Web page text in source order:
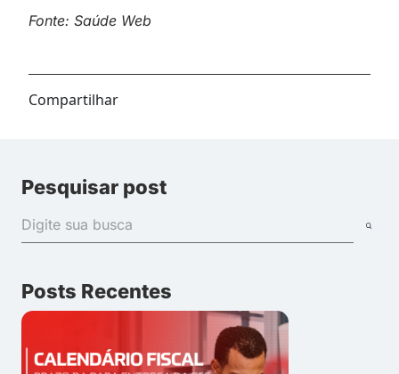
Fonte: Saúde Web
Compartilhar
Pesquisar post
Posts Recentes